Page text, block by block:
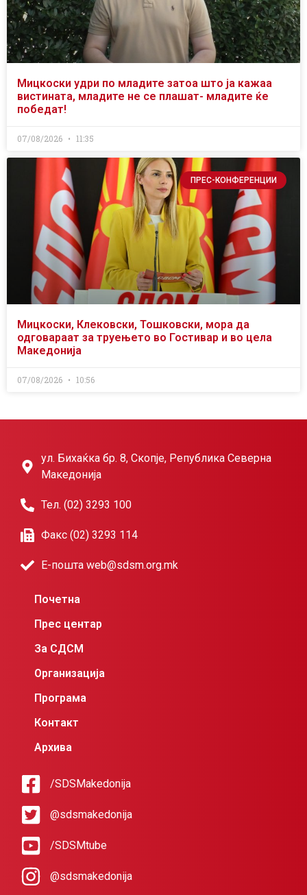
Мицкоски удри по младите затоа што ја кажаа
вистината, младите не се плашат- младите ќе
победат!
07/08/2026 11:35
ПРЕС-КОНФЕРЕНЦИИ
Мицкоски, Клековски, Тошковски, мора да
одговараат за труењето во Гостивар и во цела
Македонија
07/08/2026 10:56
ул. Бихаќка бр. 8, Скопје, Република Северна
Македонија
Тел. (02) 3293 100
Факс (02) 3293 114
Е-пошта web@sdsm.org.mk
Почетна
Прес центар
За СДСМ
Организација
Програма
Контакт
Архива
/SDSMakedonija
@sdsmakedonija
/SDSMtube
@sdsmakedonija